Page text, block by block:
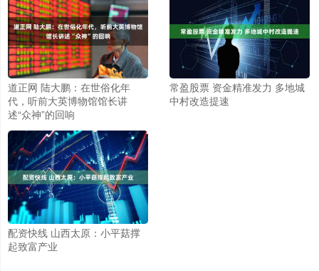
道正网 陆大鹏：在世俗化年
代，听前大英博物馆馆长讲
述“众神”的回响
常盈股票 资金精准发力 多地城
中村改造提速
配资快线 山西太原：小平菇撑
起致富产业